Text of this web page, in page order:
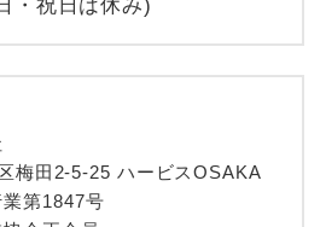
・祝日は休み)
梅田2-5-25 ハービスOSAKA
第1847号